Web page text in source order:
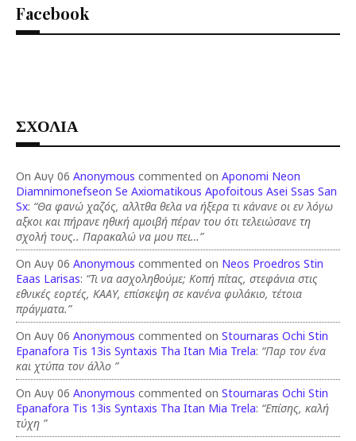
Facebook
ΣΧΟΛΙΑ
On Αυγ 06 Anonymous commented on Aponomi Neon
Diamnimonefseon Se Axiomatikous Apofoitous Asei Ssas San
Sx: “Θα φανώ χαζός, αλλτθα θελα να ήξερα τι κάνανε οι εν λόγω
αξκοι και πήρανε ηθική αμοιβή πέραν του ότι τελειώσανε τη
σχολή τους.. Παρακαλώ να μου πει…”
On Αυγ 06 Anonymous commented on Neos Proedros Stin
Eaas Larisas: “Τι να ασχοληθούμε; Κοπή πίτας, στεφάνια στις
εθνικές εορτές, ΚΑΑΥ, επίσκεψη σε κανένα φυλάκιο, τέτοια
πράγματα.”
On Αυγ 06 Anonymous commented on Stournaras Ochi Stin
Epanafora Tis 13is Syntaxis Tha Itan Mia Trela: “Παρ τον ένα
και χτύπα τον άλλο ”
On Αυγ 06 Anonymous commented on Stournaras Ochi Stin
Epanafora Tis 13is Syntaxis Tha Itan Mia Trela: “Επίσης, καλή
τύχη ”